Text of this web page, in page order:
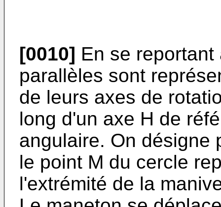
[0010] En se
parallèles sont
de leurs axes de
long d'un axe H de
angulaire. On désigne
le point M du cercle
l'extrémité de la